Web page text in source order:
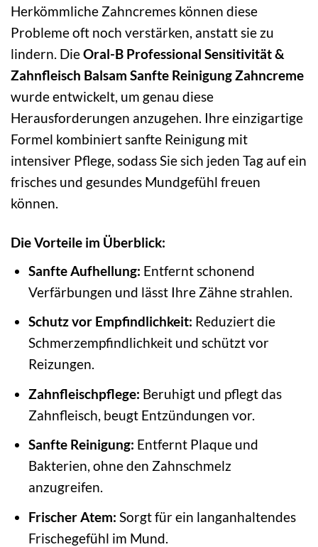
Herkömmliche Zahncremes können diese
Probleme oft noch verstärken, anstatt sie zu
lindern. DieOral-B Professional Sensitivität &
Zahnfleisch Balsam Sanfte Reinigung Zahncreme
wurde entwickelt, um genau diese
Herausforderungen anzugehen. Ihre einzigartige
Formel kombiniert sanfte Reinigung mit
intensiver Pflege, sodass Sie sich jeden Tag auf ein
frisches und gesundes Mundgefühl freuen
können.
Die Vorteile im Überblick:
Sanfte Aufhellung: Entfernt schonend
Verfärbungen und lässt Ihre Zähne strahlen.
Schutz vor Empfindlichkeit: Reduziert die
Schmerzempfindlichkeit und schützt vor
Reizungen.
Zahnfleischpflege: Beruhigt und pflegt das
Zahnfleisch, beugt Entzündungen vor.
Sanfte Reinigung: Entfernt Plaque und
Bakterien, ohne den Zahnschmelz
anzugreifen.
Frischer Atem: Sorgt für ein langanhaltendes
Frischegefühl im Mund.